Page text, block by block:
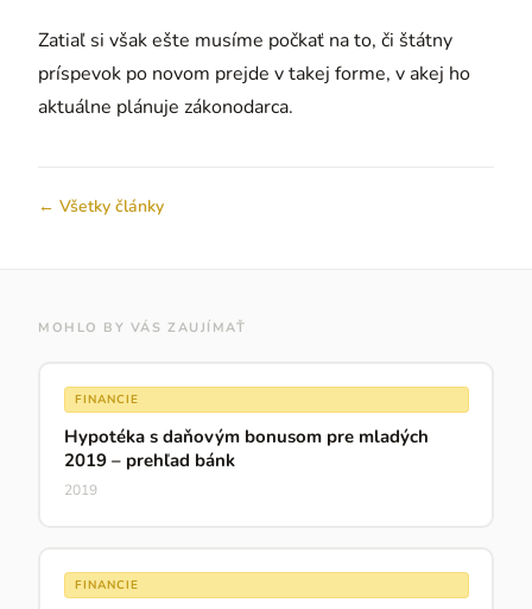
Zatiaľ si však ešte musíme počkať na to, či štátny
príspevok po novom prejde v takej forme, v akej ho
aktuálne plánuje zákonodarca.
← Všetky články
MOHLO BY VÁS ZAUJÍMAŤ
FINANCIE
Hypotéka s daňovým bonusom pre mladých
2019 – prehľad bánk
2019
FINANCIE